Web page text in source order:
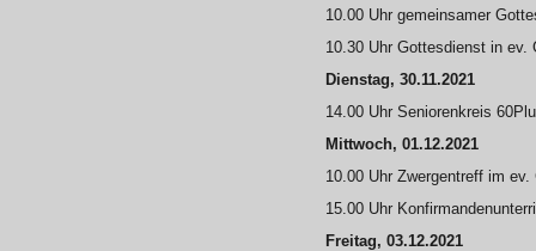
10.00 Uhr gemeinsamer
10.30 Uhr Gottesdienst in ev.
Dienstag, 30.11.2021
14.00 Uhr Seniorenkreis
Mittwoch, 01.12.2021
10.00 Uhr Zwergentreff im
15.00 Uhr
Freitag, 03.12.2021